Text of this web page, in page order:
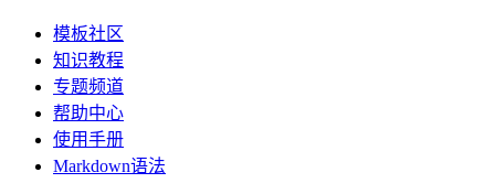
模板社区
知识教程
专题频道
帮助中心
使用手册
Markdown语法